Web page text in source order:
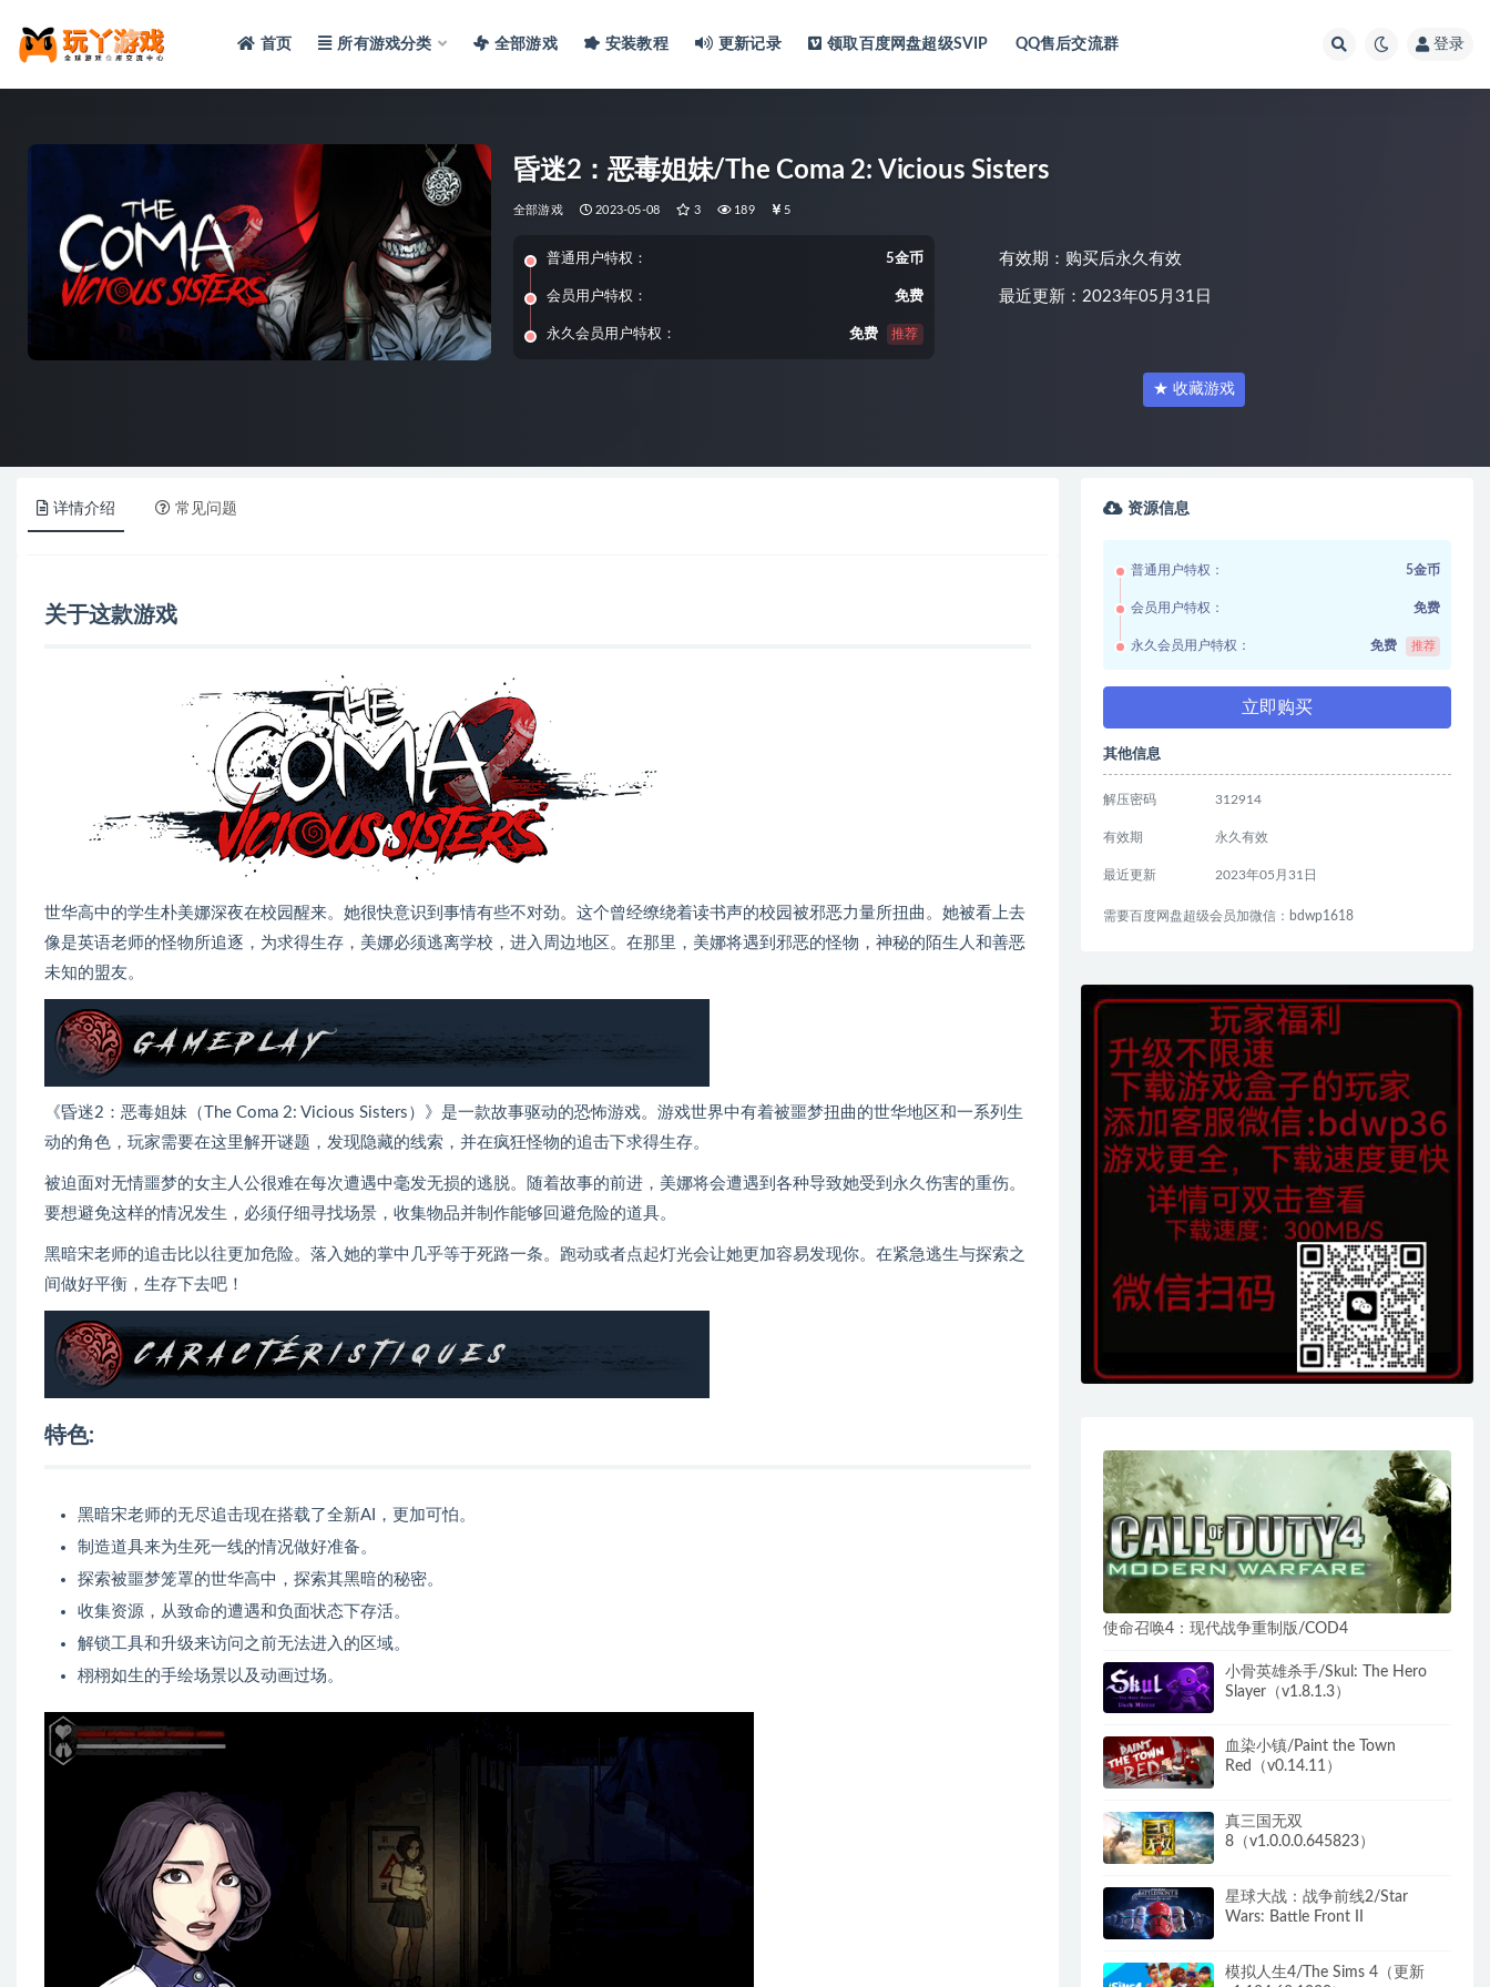
首页 所有游戏分类 全部游戏 安装教程 更新记录 领取百度网盘超级SVIP QQ售后交流群 登录
昏迷2：恶毒姐妹/The Coma 2: Vicious Sisters
全部游戏 2023-05-08 3 189 5
普通用户特权： 5金币
会员用户特权： 免费
永久会员用户特权： 免费 推荐
有效期：购买后永久有效
最近更新：2023年05月31日
★ 收藏游戏
详情介绍 常见问题
关于这款游戏
世华高中的学生朴美娜深夜在校园醒来。她很快意识到事情有些不对劲。这个曾经缭绕着读书声的校园被邪恶力量所扭曲。她被看上去
像是英语老师的怪物所追逐，为求得生存，美娜必须逃离学校，进入周边地区。在那里，美娜将遇到邪恶的怪物，神秘的陌生人和善恶
未知的盟友。
《昏迷2：恶毒姐妹（The Coma 2: Vicious Sisters）》是一款故事驱动的恐怖游戏。游戏世界中有着被噩梦扭曲的世华地区和一系列生
动的角色，玩家需要在这里解开谜题，发现隐藏的线索，并在疯狂怪物的追击下求得生存。
被迫面对无情噩梦的女主人公很难在每次遭遇中毫发无损的逃脱。随着故事的前进，美娜将会遭遇到各种导致她受到永久伤害的重伤。
要想避免这样的情况发生，必须仔细寻找场景，收集物品并制作能够回避危险的道具。
黑暗宋老师的追击比以往更加危险。落入她的掌中几乎等于死路一条。跑动或者点起灯光会让她更加容易发现你。在紧急逃生与探索之
间做好平衡，生存下去吧！
特色:
黑暗宋老师的无尽追击现在搭载了全新AI，更加可怕。
制造道具来为生死一线的情况做好准备。
探索被噩梦笼罩的世华高中，探索其黑暗的秘密。
收集资源，从致命的遭遇和负面状态下存活。
解锁工具和升级来访问之前无法进入的区域。
栩栩如生的手绘场景以及动画过场。
资源信息
普通用户特权： 5金币
会员用户特权： 免费
永久会员用户特权： 免费 推荐
立即购买
其他信息
解压密码 312914
有效期 永久有效
最近更新 2023年05月31日
需要百度网盘超级会员加微信：bdwp1618
使命召唤4：现代战争重制版/COD4
小骨英雄杀手/Skul: The Hero
Slayer（v1.8.1.3）
血染小镇/Paint the Town
Red（v0.14.11）
真三国无双
8（v1.0.0.0.645823）
星球大战：战争前线2/Star
Wars: Battle Front II
模拟人生4/The Sims 4（更新